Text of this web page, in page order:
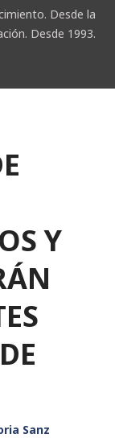
Desde la
Desde 1993.
Y
Sanz